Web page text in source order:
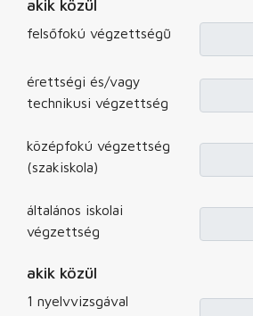
akik közül
felsőfokú végzettségũ
érettségi és/vagy
technikusi végzettség
középfokú végzettség
(szakiskola)
általános iskolai
végzettség
akik közül
1 nyelvvizsgával